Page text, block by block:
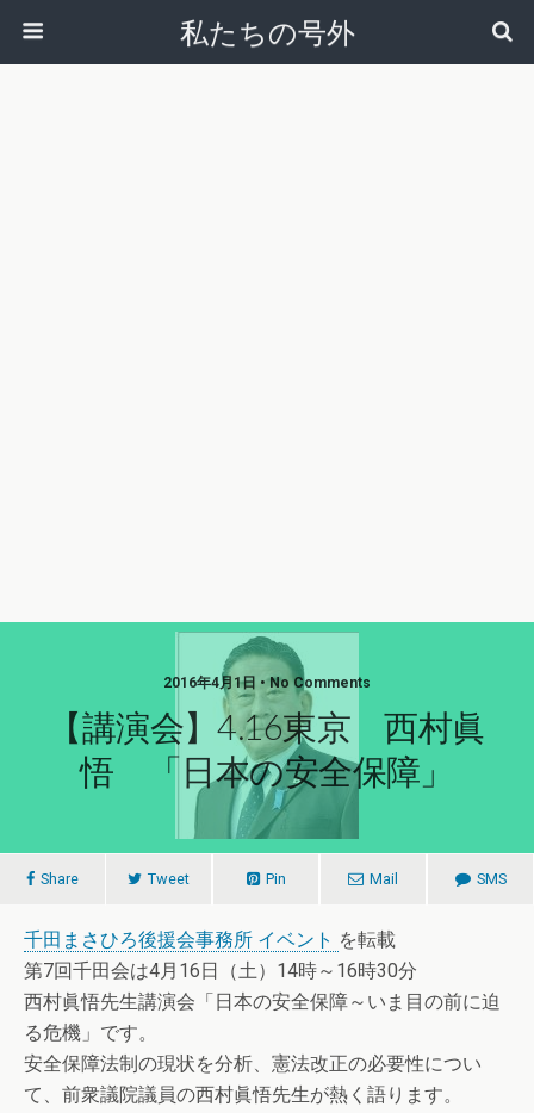
私たちの号外
2016年4月1日 • No Comments
【講演会】4.16東京 西村眞
悟 「日本の安全保障」
Share Tweet Pin Mail SMS
千田まさひろ後援会事務所 イベント を転載
第7回千田会は4月16日（土）14時～16時30分
西村眞悟先生講演会「日本の安全保障～いま目の前に迫
る危機」です。
安全保障法制の現状を分析、憲法改正の必要性につい
て、前衆議院議員の西村眞悟先生が熱く語ります。